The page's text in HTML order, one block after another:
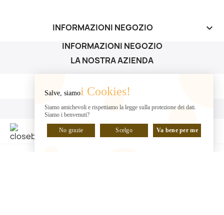
INFORMAZIONI NEGOZIO keyboard_arrow_down
INFORMAZIONI NEGOZIO
LA NOSTRA AZIENDA
LA NOSTRA AZIENDA
IL TUO ACCOUNT
IL TUO ACCOUNT
Salve, siamoi Cookies!
Siamo amichevoli e rispettiamo la legge sulla protezione dei dati.
Siamo i benvenuti?
No grazie Scelgo Va bene per me
CHATTA CON NOI